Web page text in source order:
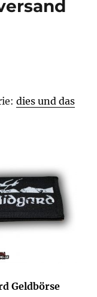
dies und das
Geldbörse